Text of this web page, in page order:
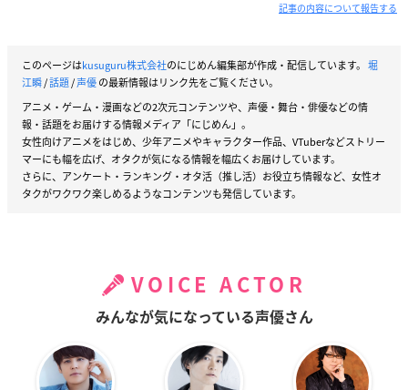
記事の内容について報告する
このページはkusuguru株式会社のにじめん編集部が作成・配信しています。 堀
江瞬/話題/声優の最新情報はリンク先をご覧ください。
アニメ・ゲーム・漫画などの2次元コンテンツや、声優・舞台・俳優などの情
報・話題をお届けする情報メディア「にじめん」。
女性向けアニメをはじめ、少年アニメやキャラクター作品、VTuberなどストリー
マーにも幅を広げ、オタクが気になる情報を幅広くお届けしています。
さらに、アンケート・ランキング・オタ活（推し活）お役立ち情報など、女性オ
タクがワクワク楽しめるようなコンテンツも発信しています。
VOICE ACTOR
みんなが気になっている声優さん